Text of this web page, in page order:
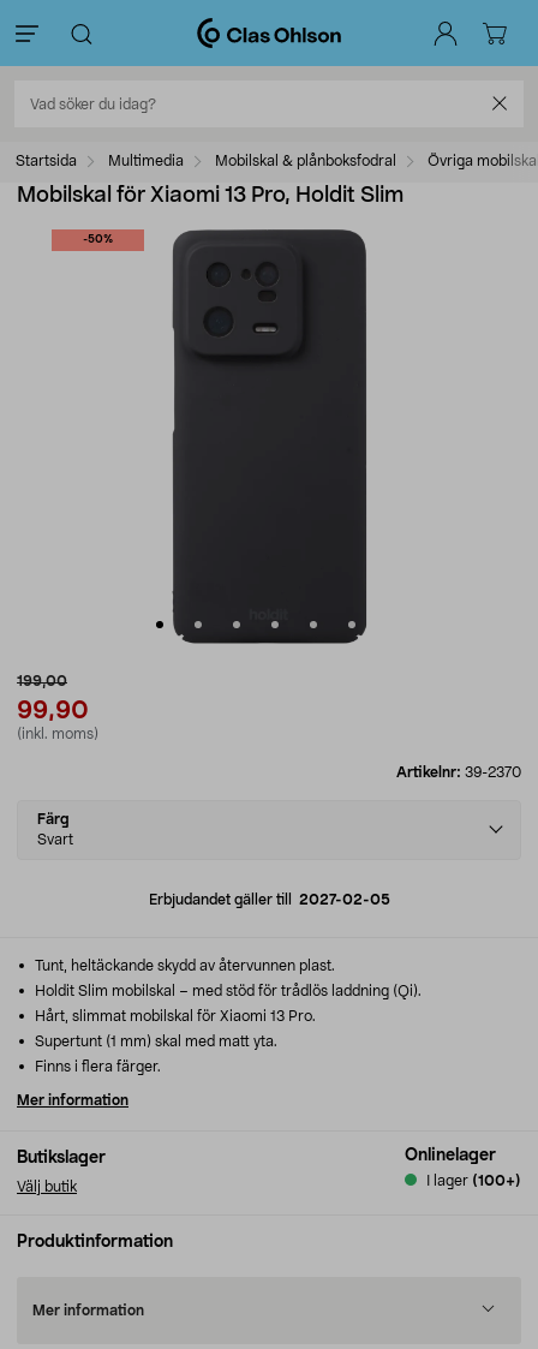
Startsida Multimedia Mobilskal & plånboksfodral Övriga
Mobilskal för Xiaomi 13 Pro, Holdit Slim
-50%
199,00
99,90
(inkl. moms)
Artikelnr: 39-2370
Select
variant
Färg
Svart
Erbjudandet gäller till 2027-02-05
Butikslager
Välj butik
Onlinelager
I lager (100+)
Tunt, heltäckande skydd av återvunnen plast.
Holdit Slim mobilskal – med stöd för trådlös laddning (Qi).
Hårt, slimmat mobilskal för Xiaomi 13 Pro.
Supertunt (1 mm) skal med matt yta.
Finns i flera färger.
Mer information
Produktinformation
Mer information